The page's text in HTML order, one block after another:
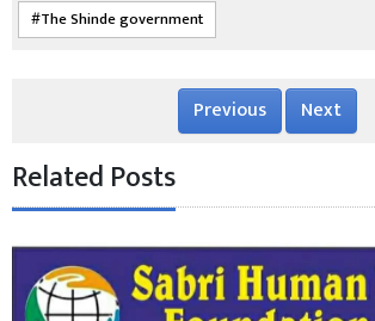
The Shinde government
Previous Next
Related Posts